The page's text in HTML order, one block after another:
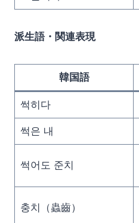
派生語・関連表現
韓国語
썩히다
썩은 내
썩어도 준치
충치（蟲齒）